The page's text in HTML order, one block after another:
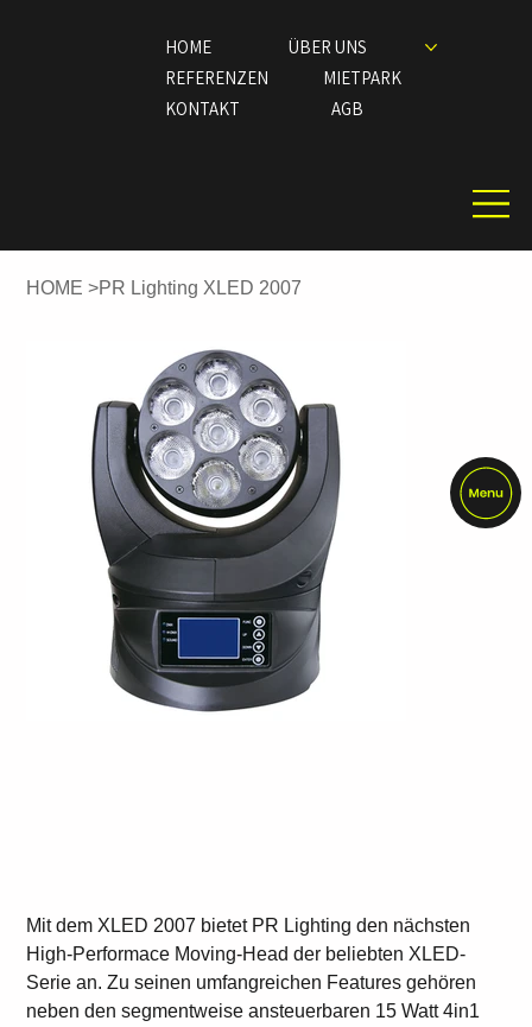
HOME
ÜBER UNS
REFERENZEN
MIETPARK
KONTAKT
AGB
HOME >PR Lighting XLED 2007
Mit dem XLED 2007 bietet PR Lighting den nächsten
High-Performace Moving-Head der beliebten XLED-
Serie an. Zu seinen umfangreichen Features gehören
neben den segmentweise ansteuerbaren 15 Watt 4in1